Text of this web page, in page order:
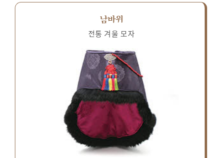
남바위
전통 겨울 모자